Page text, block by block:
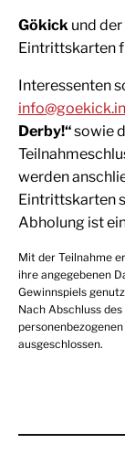
Gökick und der
Eintrittskarten
Interessenten
Derby!“sowie
werden
Eintrittskarten
Abholung ist
Mit der Teilnahme
ihre angegebenen
Gewinnspiels
Nach Abschluss
ausgeschlossen.